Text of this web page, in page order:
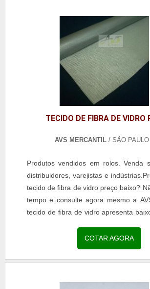
está presente no mercado desde
para oferecer soluções que
necessidades de seus clientes.Antes
compra por meio do serviço de venda
realizado pela Kenia, faça um
do botão laranja fixado abaixo. O
simples e sem
demais itens oferecidos pela empresa
eles foram pensados e desenvolvidos
TECIDO DE FIBRA DE VIDRO
AVS MERCANTIL / SÃO
Produtos vendidos em rolos. Venda
distribuidores, varejistas e
tecido de fibra de vidro preço baixo?
tempo e consulte agora mesmo a
tecido de fibra de vidro apresenta
pode ser usado para
isolamento de dutos, confecção
expansão, entre outras
COTAR AGORA